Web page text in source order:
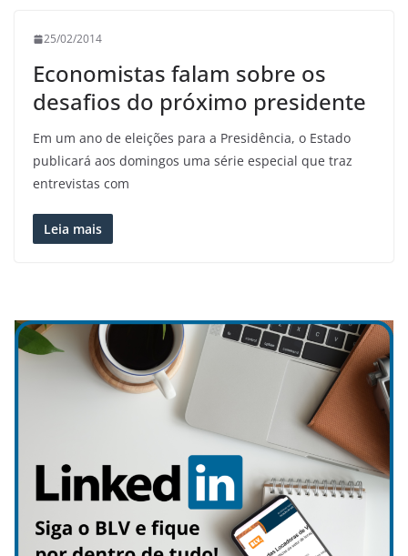
25/02/2014
Economistas falam sobre os
desafios do próximo presidente
Em um ano de eleições para a Presidência, o Estado
publicará aos domingos uma série especial que traz
entrevistas com
Leia mais